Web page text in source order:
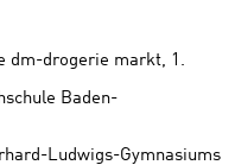
dm-drogerie markt, 1.
Baden-
Ludwigs-Gymnasiums